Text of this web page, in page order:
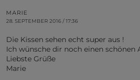
MARIE
28. SEPTEMBER 2016 / 17:36
Die Kissen sehen echt super aus !
Ich wünsche dir noch einen schönen
Liebste Grüße
Marie